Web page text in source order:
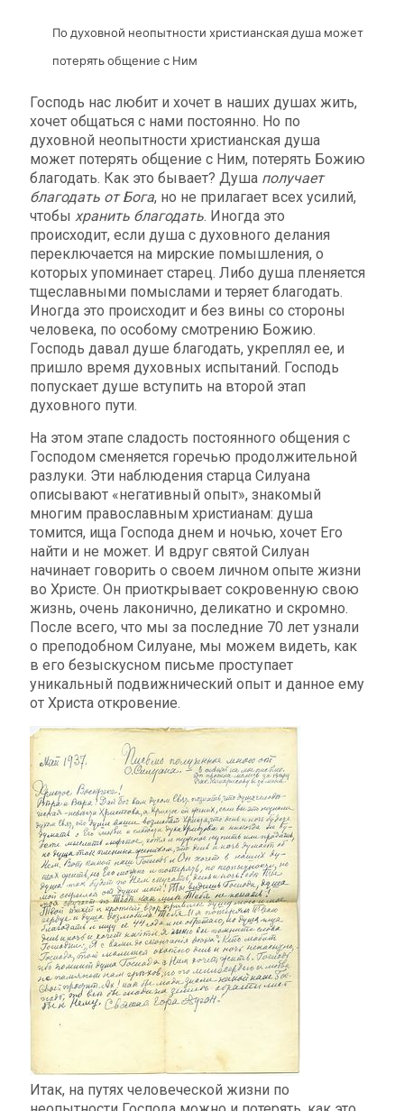
По духовной неопытности христианская душа может
потерять общение с Ним
Господь нас любит и хочет в наших душах жить,
хочет общаться с нами постоянно. Но по
духовной неопытности христианская душа
может потерять общение с Ним, потерять Божию
благодать. Как это бывает? Душа получает
благодать от Бога, но не прилагает всех усилий,
чтобы хранить благодать. Иногда это
происходит, если душа с духовного делания
переключается на мирские помышления, о
которых упоминает старец. Либо душа пленяется
тщеславными помыслами и теряет благодать.
Иногда это происходит и без вины со стороны
человека, по особому смотрению Божию.
Господь давал душе благодать, укреплял ее, и
пришло время духовных испытаний. Господь
попускает душе вступить на второй этап
духовного пути.
На этом этапе сладость постоянного общения с
Господом сменяется горечью продолжительной
разлуки. Эти наблюдения старца Силуана
описывают «негативный опыт», знакомый
многим православным христианам: душа
томится, ища Господа днем и ночью, хочет Его
найти и не может. И вдруг святой Силуан
начинает говорить о своем личном опыте жизни
во Христе. Он приоткрывает сокровенную свою
жизнь, очень лаконично, деликатно и скромно.
После всего, что мы за последние 70 лет узнали
о преподобном Силуане, мы можем видеть, как
в его безыскусном письме проступает
уникальный подвижнический опыт и данное ему
от Христа откровение.
Итак, на путях человеческой жизни по